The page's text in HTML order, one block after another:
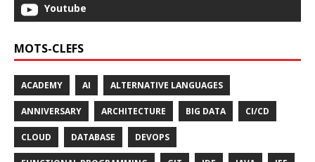
Youtube
MOTS-CLEFS
ACADEMY AI ALTERNATIVE LANGUAGES
ANNIVERSARY ARCHITECTURE BIG DATA CI/CD
CLOUD DATABASE DEVOPS